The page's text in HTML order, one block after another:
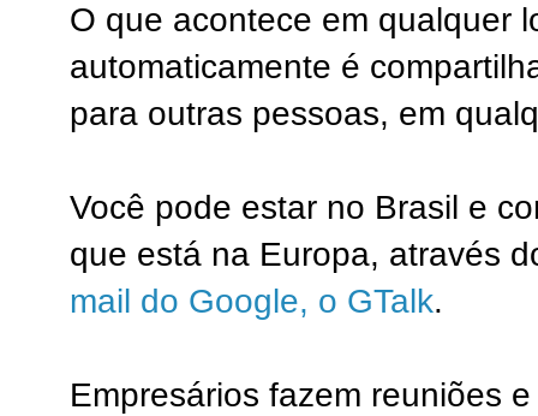
O que acontece em qualquer
automaticamente é
para outras pessoas, em
Você pode estar no Brasil e
que está na Europa, através
mail do Google, o GTalk.
Empresários fazem reuniões